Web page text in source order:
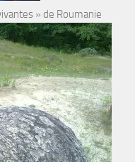
» de Roumanie